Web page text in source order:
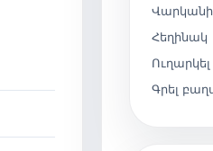
Հեղինակ
Գրել